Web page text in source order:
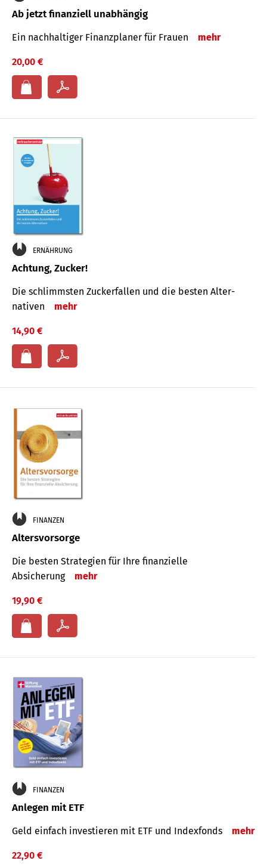
Ab jetzt finanziell unabhängig
Ein nachhaltiger Finanzplaner für Frauen mehr
20,00 €
ERNÄHRUNG
Achtung, Zucker!
Die schlimmsten Zucker­fallen und die besten Alter­
nativen
mehr
14,90 €
FINANZEN
Altersvorsorge
Die besten Strategien für Ihre finanzielle
Absicherung
mehr
19,90 €
FINANZEN
Anlegen mit ETF
Geld einfach investieren mit ETF und Indexfonds mehr
22,90 €